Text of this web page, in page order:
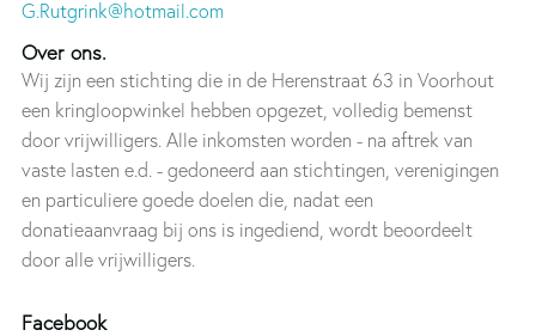
G.Rutgrink@hotmail.com
Over ons.
Wij zijn een stichting die in de Herenstraat 63 in Voorhout
een kringloopwinkel hebben opgezet, volledig bemenst
door vrijwilligers. Alle inkomsten worden - na aftrek van
vaste lasten e.d. - gedoneerd aan stichtingen, verenigingen
en particuliere goede doelen die, nadat een
donatieaanvraag bij ons is ingediend, wordt beoordeelt
door alle vrijwilligers.
Facebook